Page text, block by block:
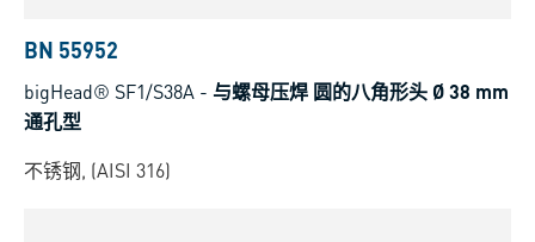
BN 55952
bigHead® SF1/S38A - 与螺母压焊 圆的八角形头 Ø 38 mm
通孔型
不锈钢, (AISI 316)